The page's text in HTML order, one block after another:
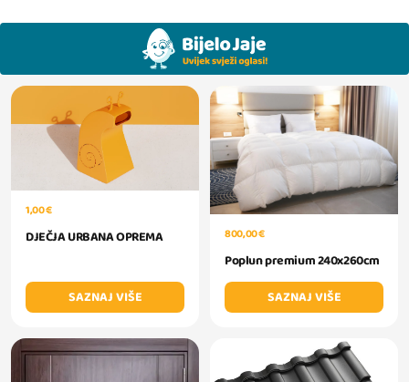
1,00 €
DJEČJA URBANA OPREMA
SAZNAJ VIŠE
800,00 €
Poplun premium 240x260cm
SAZNAJ VIŠE